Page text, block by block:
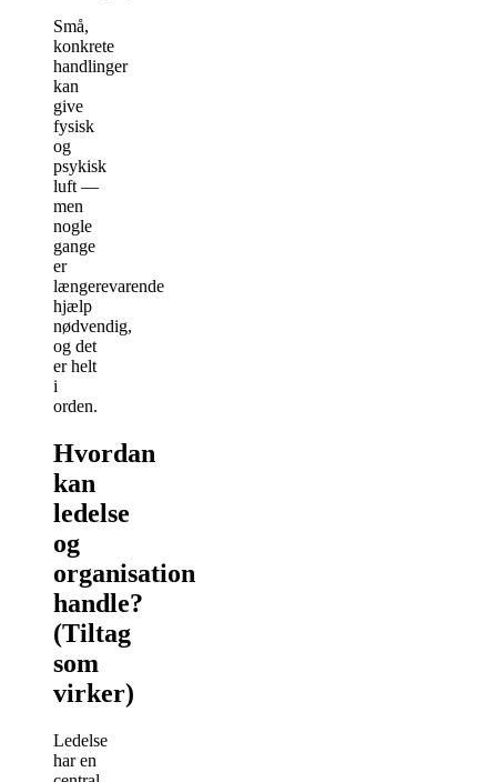
Små,
konkrete
handlinger
kan
give
fysisk
og
psykisk
luft —
men
nogle
gange
er
længerevarende
hjælp
nødvendig,
og det
er helt
i
orden.
Hvordan
kan
ledelse
og
organisation
handle?
(Tiltag
som
virker)
Ledelse
har en